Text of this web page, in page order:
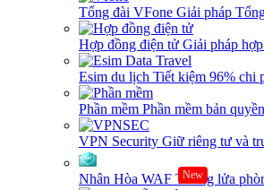
Tổng đài VFone Giải pháp
Hợp đồng điện tử Giải pháp
Esim du lịch Tiết kiệm 96% chi
Phần mềm Phần mềm bản quyền
VPN Security Giữ riêng tư và
Nhân Hòa WAF New
Tường lửa